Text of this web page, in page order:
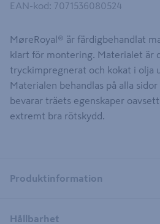
EAN-kod : 7071536080524
MøreRoyal® är färdigbehandlat
klart för montering. Materialet är
tryckimpregnerat och kokat i olja
Materialen behandlas på alla
bevarar träets egenskaper
extremt bra rötskydd.
Produktinformation
Hållbarhet